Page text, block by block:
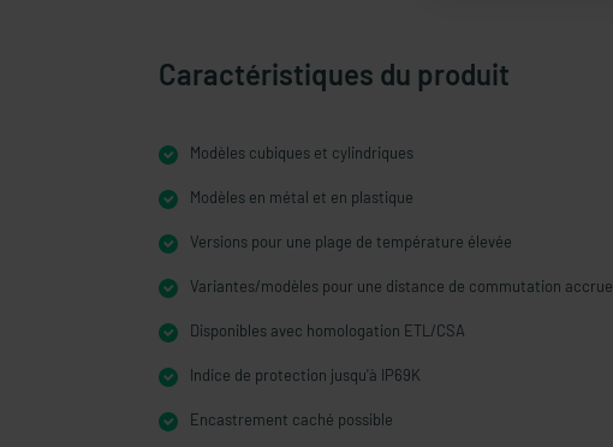
Caractéristiques du produit
Modèles cubiques et cylindriques
Modèles en métal et en plastique
Versions pour une plage de température élevée
Variantes/modèles pour une distance de commutation accrue
Disponibles avec homologation ETL/CSA
Indice de protection jusqu'à IP69K
Encastrement caché possible